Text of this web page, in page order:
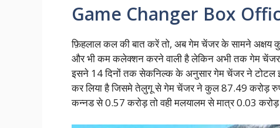
Game Changer Box
फ़िहलाल कल की बात करें तो, अब गेम चेंजर के सामने अक्षय
और भी कम कलेक्शन करने वाली है लेकिन अभी तक गेम चेंजर
इसने 14 दिनों तक सेकनिल्क के अनुसार गेम चेंजर ने
कर लिया है जिसमे तेलुगू से गेम चेंजर ने कुल 87.49 करोड़
कन्नड से 0.57 करोड़ तो वही मलयालम से मात्र 0.03